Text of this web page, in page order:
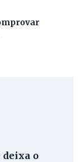
deixa o